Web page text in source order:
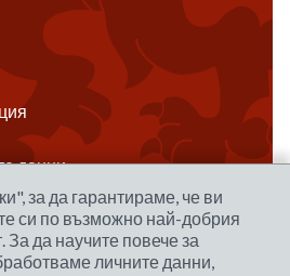
данни
за да гарантираме, че ви
си по възможно най-добрия
За да научите повече за
личните данни,